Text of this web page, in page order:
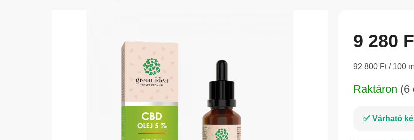
9 280
Egységár:
92 800 Ft / 100
Raktáron (6
Várható